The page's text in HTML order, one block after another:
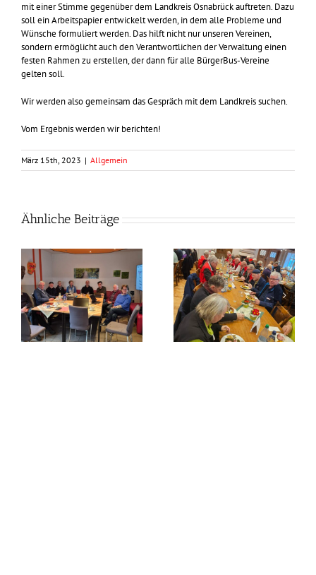
mit einer Stimme gegenüber dem Landkreis Osnabrück auftreten. Dazu
soll ein Arbeitspapier entwickelt werden, in dem alle Probleme und
Wünsche formuliert werden. Das hilft nicht nur unseren Vereinen,
sondern ermöglicht auch den Verantwortlichen der Verwaltung einen
festen Rahmen zu erstellen, der dann für alle BürgerBus-Vereine
gelten soll.
Wir werden also gemeinsam das Gespräch mit dem Landkreis suchen.
Vom Ergebnis werden wir berichten!
März 15th, 2023 | Allgemein
Ähnliche Beiträge
Frühlingszeit –
Grünkohlzeit?